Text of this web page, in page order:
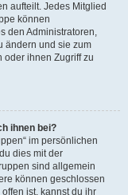
aufteilt. Jedes Mitglied
können
den Administratoren,
ändern und sie zum
oder ihnen Zugriff zu
ihnen bei?
im persönlichen
dies mit der
sind allgemein
können geschlossen
ist, kannst du ihr